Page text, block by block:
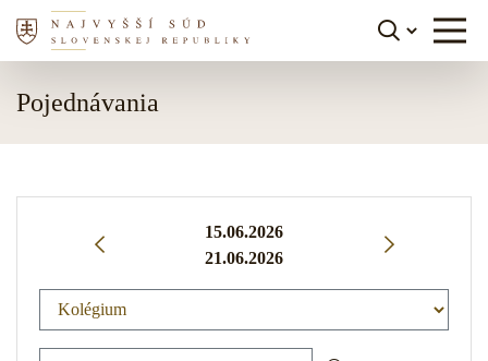
Pojednávania
15.06.2026
21.06.2026
Kolégium